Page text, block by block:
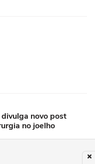
novo post
no joelho